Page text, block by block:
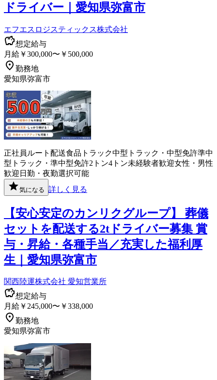
ドライバー｜愛知県弥富市
エフエスロジスティックス株式会社
想定給与
月給￥300,000〜￥500,000
勤務地
愛知県弥富市
正社員 ルート配送食品 トラック中型トラック・中型免許準中
型トラック・準中型免許2トン4トン未経験者歓迎女性・男性
歓迎 日勤・夜勤選択可能
気になる 詳しく見る
【安心安定のカンリクグループ】 葬儀
セットを配送する2tドライバー募集 賞
与・昇給・各種手当／充実した福利厚
生｜愛知県弥富市
関西陸運株式会社 愛知営業所
想定給与
月給￥245,000〜￥338,000
勤務地
愛知県弥富市